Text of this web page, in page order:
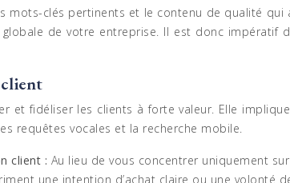
mots-clés pertinents et le contenu de qualité
de votre entreprise. Il est donc impératif
et fidéliser les clients à forte valeur. Elle
requêtes vocales et la recherche mobile.
client : Au lieu de vous concentrer uniquement
une intention d’achat claire ou une volonté